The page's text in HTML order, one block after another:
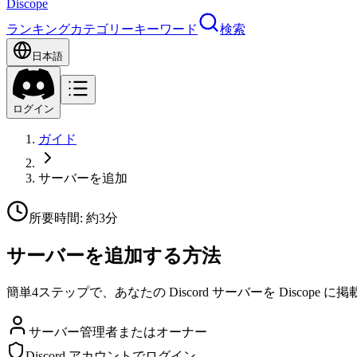
Discope
ランキングカテゴリーキーワード 検索
日本語
ログイン
ガイド
サーバーを追加
所要時間: 約3分
サーバーを追加する方法
簡単4ステップで、あなたの Discord サーバーを Discope に掲
サーバー管理者またはオーナー